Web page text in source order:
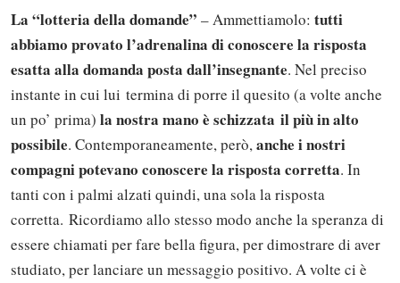
La “lotteria della domande” – Ammettiamolo: tutti
abbiamo provato l’adrenalina di conoscere la risposta
esatta alla domanda posta dall’insegnante. Nel preciso
instante in cui lui termina di porre il quesito (a volte anche
un po’ prima) la nostra mano è schizzata il più in alto
possibile. Contemporaneamente, però,anche i nostri
compagni potevano conoscere la risposta corretta. In
tanti con i palmi alzati quindi, una sola la risposta
corretta. Ricordiamo allo stesso modo anche la speranza di
essere chiamati per fare bella figura, per dimostrare di aver
studiato, per lanciare un messaggio positivo. A volte ci è